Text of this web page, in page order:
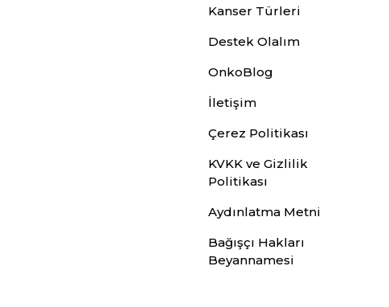
Kanser Türleri
Destek Olalım
OnkoBlog
İletişim
Çerez Politikası
KVKK ve Gizlilik
Politikası
Aydınlatma Metni
Bağışçı Hakları
Beyannamesi